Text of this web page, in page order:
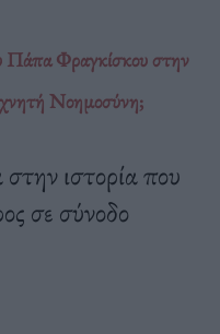
Πάπα Φραγκίσκου στην
Νοημοσύνη;
ιστορία που
σε σύνοδο